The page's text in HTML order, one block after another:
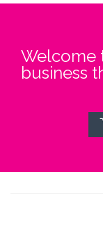
Welcome
business